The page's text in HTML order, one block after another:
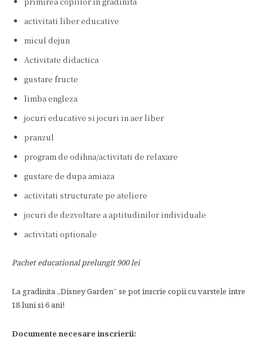
activitati liber educative
micul dejun
Activitate didactica
gustare fructe
limba engleza
jocuri educative si jocuri in aer liber
pranzul
program de odihna/activitati de relaxare
gustare de dupa amiaza
activitati structurate pe ateliere
jocuri de dezvoltare a aptitudinilor individuale
activitati optionale
Pachet educational prelungit 900 lei
La gradinita „Disney Garden” se pot inscrie copii cu varstele intre
18 luni si 6 ani!
Documente necesare inscrierii: